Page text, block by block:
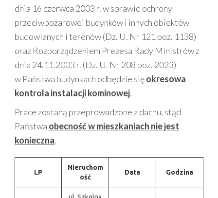
dnia 16 czerwca 2003 r. w sprawie ochrony
przeciwpożarowej budynków i innych obiektów
budowlanych i terenów (Dz. U. Nr 121 poz. 1138)
oraz Rozporządzeniem Prezesa Rady Ministrów z
dnia 24.11.2003 r. (Dz. U. Nr 208 poz. 2023)
w Państwa budynkach odbędzie sięokresowa
kontrola instalacji kominowej.
Prace zostaną przeprowadzone z dachu, stąd
Państwa obecność w mieszkaniach nie jest
konieczna.
LP
Nieruchom
ość
Data Godzina